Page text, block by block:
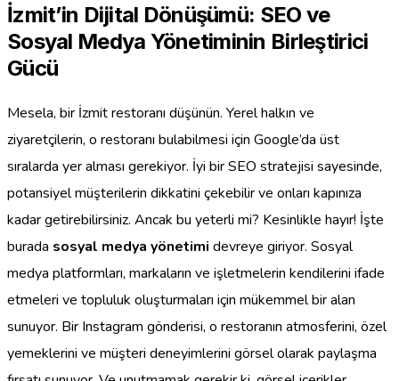
İzmit’in Dijital Dönüşümü: SEO ve
Sosyal Medya Yönetiminin Birleştirici
Gücü
Mesela, bir İzmit restoranı düşünün. Yerel halkın ve
ziyaretçilerin, o restoranı bulabilmesi için Google’da üst
sıralarda yer alması gerekiyor. İyi bir SEO stratejisi sayesinde,
potansiyel müşterilerin dikkatini çekebilir ve onları kapınıza
kadar getirebilirsiniz. Ancak bu yeterli mi? Kesinlikle hayır! İşte
burada sosyal medya yönetimi devreye giriyor. Sosyal
medya platformları, markaların ve işletmelerin kendilerini ifade
etmeleri ve topluluk oluşturmaları için mükemmel bir alan
sunuyor. Bir Instagram gönderisi, o restoranın atmosferini, özel
yemeklerini ve müşteri deneyimlerini görsel olarak paylaşma